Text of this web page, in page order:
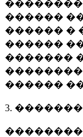
������
������ �
������
�������
������
3.